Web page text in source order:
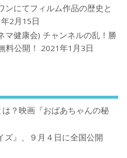
にてフィルム作品の歴史と
2月15日
マ健康会) チャンネルの乱！勝
料公開！
2021年1月3日
？映画『おばあちゃんの秘
ズ』、９月４日に全国公開